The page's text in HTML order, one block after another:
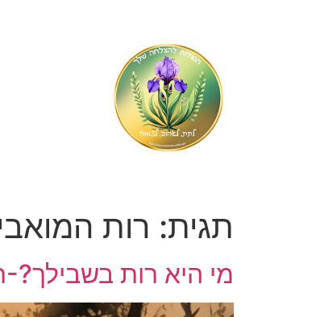
תגית: רות
מי היא רות